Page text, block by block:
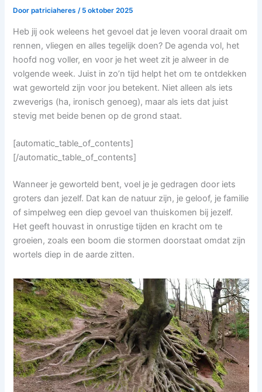
Doorpatriciaheres/ 5 oktober 2025
Heb jij ook weleens het gevoel dat je leven vooral draait om
rennen, vliegen en alles tegelijk doen? De agenda vol, het
hoofd nog voller, en voor je het weet zit je alweer in de
volgende week. Juist in zo’n tijd helpt het om te ontdekken
wat geworteld zijn voor jou betekent. Niet alleen als iets
zweverigs (ha, ironisch genoeg), maar als iets dat juist
stevig met beide benen op de grond staat.
[automatic_table_of_contents]
[/automatic_table_of_contents]
Wanneer je geworteld bent, voel je je gedragen door iets
groters dan jezelf. Dat kan de natuur zijn, je geloof, je familie
of simpelweg een diep gevoel van thuiskomen bij jezelf.
Het geeft houvast in onrustige tijden en kracht om te
groeien, zoals een boom die stormen doorstaat omdat zijn
wortels diep in de aarde zitten.